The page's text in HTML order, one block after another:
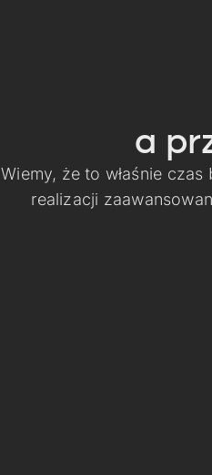
a
Wiemy, że to właśnie
realizacji